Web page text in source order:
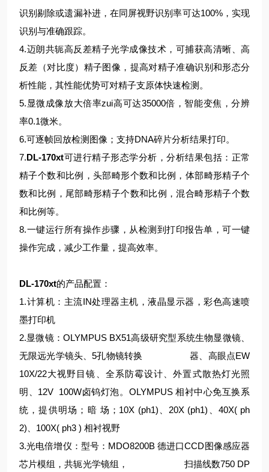
识别剔除或遗漏补进，在同屏视野识别率可达100%，实现
识别与准确跟踪。
4.迈朗共轭高反差精子光学成像技术，可捕获高清晰、高
反差（对比度）精子图像，提高对精子准确识别和形态分
析性能，其性能优势可对精子支原体快速检测。
5.显微成像放大倍率zui高可达35000倍，智能变焦，分辨
率0.1微米。
6.可逐帧回放检测图像；支持DNA碎片分析结果打印。
7.DL-170xt可进行精子形态学分析，分析结果包括：正常
精子个数和比例，头部畸形个数和比例，体部畸形精子个
数和比例，尾部畸形精子个数和比例，混合畸形精子个数
和比例等。
8.一键运行所有操作步骤，从检测到打印报告单，可一键
操作完成，减少工作量，提高效率。
DL-170xt的产品配置：
1.计算机：主流IN处理器主机，液晶显示器，彩色高速喷
墨打印机
2.显微镜：OLYMPUS BX51高级研究型系统生物显微镜、
无限远光学镜头、5孔物镜转换 器、高眼点EW
10X/22大视野目镜、全系防霉设计、外置式散热灯光照
明、12V 100W卤钨灯泡。OLYMPUS 相衬中心免互换系
统，提供明场；暗 场；10X (ph1)、20X (ph1)、40X( ph
2)、100X( ph3 ) 相衬视野
3.光电倍增仪：型号：MDO8200B 德进口CCD图像感应器
芯片模组，共轭光学镜组， 扫描线数750 DP